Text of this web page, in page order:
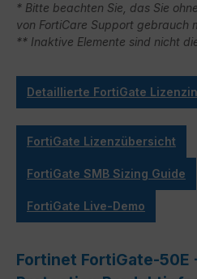
* Bitte beachten Sie, das Sie
von FortiCare Support gebrauch
** Inaktive Elemente sind nicht
Detaillierte FortiGate
FortiGate Lizenzübersicht
FortiGate SMB Sizing Guide
FortiGate Live-Demo
Fortinet FortiGate-50E